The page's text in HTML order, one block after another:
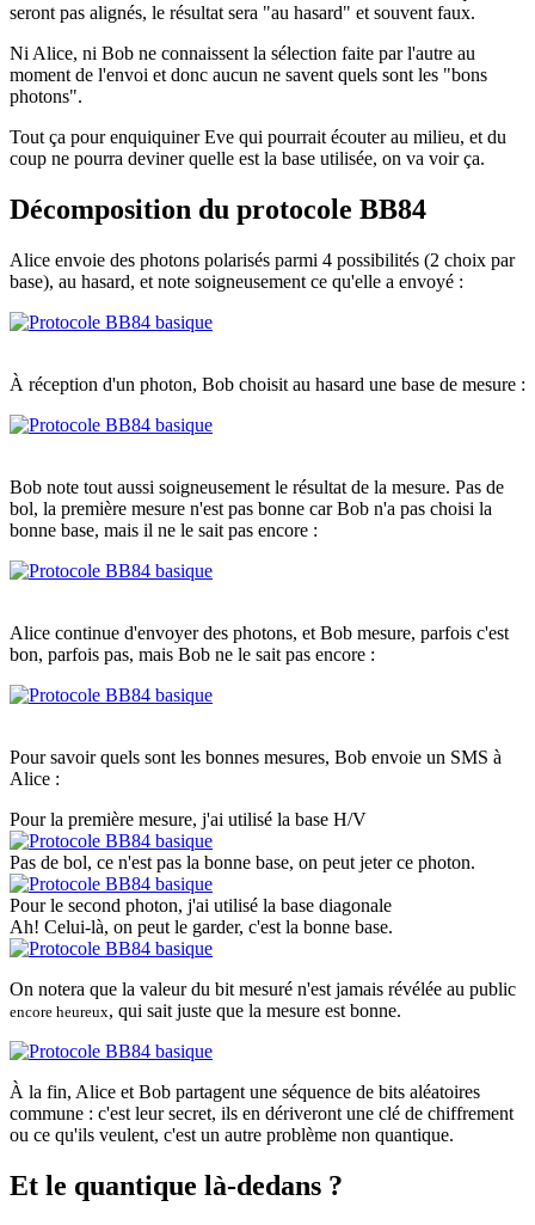
seront pas alignés, le résultat sera "au hasard" et souvent faux.
Ni Alice, ni Bob ne connaissent la sélection faite par l'autre au
moment de l'envoi et donc aucun ne savent quels sont les "bons
photons".
Tout ça pour enquiquiner Eve qui pourrait écouter au milieu, et du
coup ne pourra deviner quelle est la base utilisée, on va voir ça.
Décomposition du protocole BB84
Alice envoie des photons polarisés parmi 4 possibilités (2 choix par
base), au hasard, et note soigneusement ce qu'elle a envoyé :
À réception d'un photon, Bob choisit au hasard une base de mesure :
Bob note tout aussi soigneusement le résultat de la mesure. Pas de
bol, la première mesure n'est pas bonne car Bob n'a pas choisi la
bonne base, mais il ne le sait pas encore :
Alice continue d'envoyer des photons, et Bob mesure, parfois c'est
bon, parfois pas, mais Bob ne le sait pas encore :
Pour savoir quels sont les bonnes mesures, Bob envoie un SMS à
Alice :
Pour la première mesure, j'ai utilisé la base H/V
Pas de bol, ce n'est pas la bonne base, on peut jeter ce photon.
Pour le second photon, j'ai utilisé la base diagonale
Ah! Celui-là, on peut le garder, c'est la bonne base.
On notera que la valeur du bit mesuré n'est jamais révélée au public
encore heureux, qui sait juste que la mesure est bonne.
À la fin, Alice et Bob partagent une séquence de bits aléatoires
commune : c'est leur secret, ils en dériveront une clé de chiffrement
ou ce qu'ils veulent, c'est un autre problème non quantique.
Et le quantique là-dedans ?